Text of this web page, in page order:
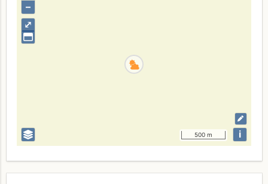
⤢
–
500 m i